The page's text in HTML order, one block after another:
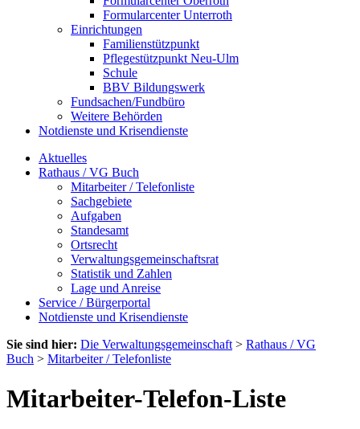
Formularcenter Unterroth
Einrichtungen
Familienstützpunkt
Pflegestützpunkt Neu-Ulm
Schule
BBV Bildungswerk
Fundsachen/Fundbüro
Weitere Behörden
Notdienste und Krisendienste
Aktuelles
Rathaus / VG Buch
Mitarbeiter / Telefonliste
Sachgebiete
Aufgaben
Standesamt
Ortsrecht
Verwaltungsgemeinschaftsrat
Statistik und Zahlen
Lage und Anreise
Service / Bürgerportal
Notdienste und Krisendienste
Sie sind hier: Die Verwaltungsgemeinschaft > Rathaus / VG
Buch > Mitarbeiter / Telefonliste
Mitarbeiter-Telefon-Liste